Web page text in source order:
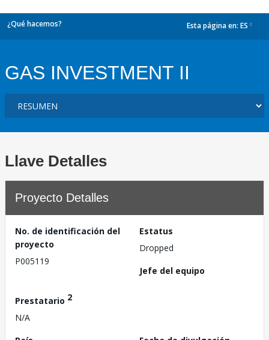
¿Qué hacemos? Esta página en: ES
GAS INVESTMENT II
Llave Detalles
Proyecto Detalles
No. de identificación del
proyecto
P005119
Estatus
Dropped
Jefe del equipo
Prestatario 2
N/A